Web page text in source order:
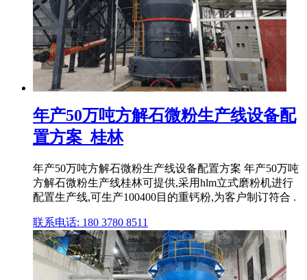
年产50万吨方解石微粉生产线设备配
置方案_桂林
年产50万吨方解石微粉生产线设备配置方案 年产50万吨
方解石微粉生产线桂林可提供,采用hlm立式磨粉机进行
配置生产线,可生产100400目的重钙粉,为客户制订符合 .
联系电话: 180 3780 8511